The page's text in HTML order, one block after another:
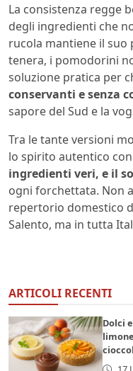
La consistenza regge
degli ingredienti che
rucola mantiene il suo
tenera, i pomodorini
soluzione pratica per
conservanti e senza
sapore del Sud e la
Tra le tante versioni
lo spirito autentico
ingredienti veri, e il
ogni forchettata. Non
repertorio domestico
Salento, ma in tutta
ARTICOLI RECENTI
Dolci